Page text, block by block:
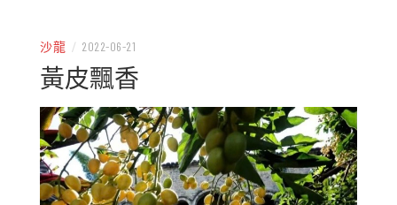
沙龍 / 2022-06-21
黃皮飄香